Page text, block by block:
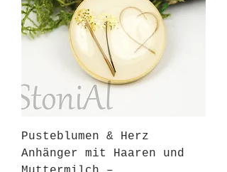
Pusteblumen & Herz
Anhänger mit Haaren und